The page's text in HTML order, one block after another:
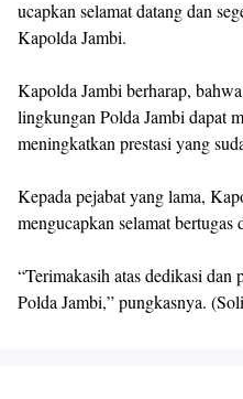
ucapkan selamat datang dan
Kapolda Jambi.
Kapolda Jambi berharap,
lingkungan Polda Jambi dapat
meningkatkan prestasi yang
Kepada pejabat yang lama,
mengucapkan selamat bertugas
“Terimakasih atas dedikasi dan
Polda Jambi,” pungkasnya.